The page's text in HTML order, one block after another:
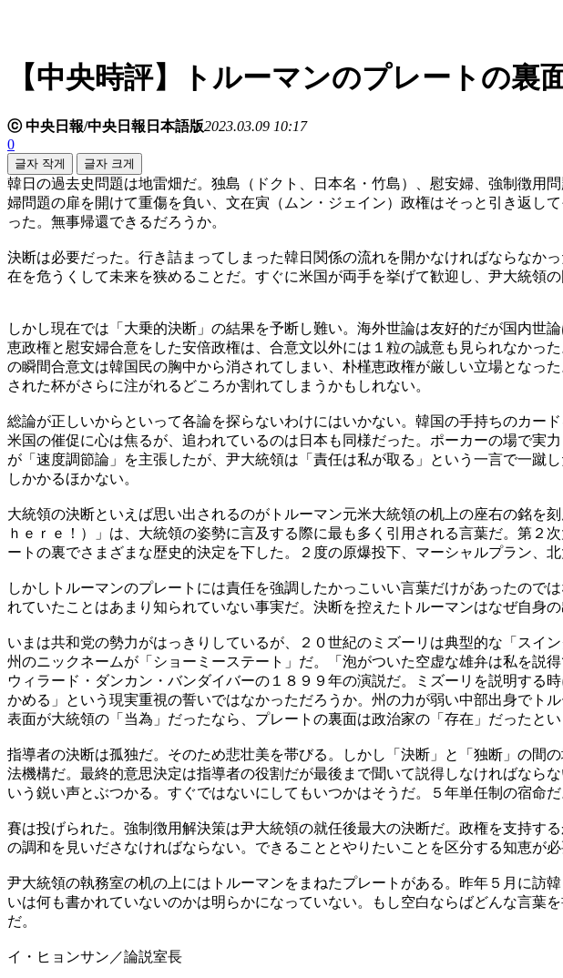
【中央時評】トルーマンのプレートの
ⓒ 中央日報/中央日報日本語版2023.03.09 10:17
0
글자 작게 글자 크게
韓日の過去史問題は地雷畑だ。独島（ドクト、日本名・竹島）、慰安婦、強制徴用
婦問題の扉を開けて重傷を負い、文在寅（ムン・ジェイン）政権はそっと引き返し
った。無事帰還できるだろうか。
決断は必要だった。行き詰まってしまった韓日関係の流れを開かなければならなか
在を危うくして未来を狭めることだ。すぐに米国が両手を挙げて歓迎し、尹大統領
しかし現在では「大乗的決断」の結果を予断し難い。海外世論は友好的だが国内
恵政権と慰安婦合意をした安倍政権は、合意文以外には１粒の誠意も見られなかっ
の瞬間合意文は韓国民の胸中から消されてしまい、朴槿恵政権が厳しい立場となっ
された杯がさらに注がれるどころか割れてしまうかもしれない。
総論が正しいからといって各論を探らないわけにはいかない。韓国の手持ちのカー
米国の催促に心は焦るが、追われているのは日本も同様だった。ポーカーの場で実
が「速度調節論」を主張したが、尹大統領は「責任は私が取る」という一言で一蹴
しかかるほかない。
大統領の決断といえば思い出されるのがトルーマン元米大統領の机上の座右の銘
ｈｅｒｅ！）」は、大統領の姿勢に言及する際に最も多く引用される言葉だ。第
ートの裏でさまざまな歴史的決定を下した。２度の原爆投下、マーシャルプラン、
しかしトルーマンのプレートには責任を強調したかっこいい言葉だけがあったの
れていたことはあまり知られていない事実だ。決断を控えたトルーマンはなぜ自身の
いまは共和党の勢力がはっきりしているが、２０世紀のミズーリは典型的な「スイ
州のニックネームが「ショーミーステート」だ。「泡がついた空虚な雄弁は私を説
ウィラード・ダンカン・バンダイバーの１８９９年の演説だ。ミズーリを説明する
かめる」という現実重視の誓いではなかっただろうか。州の力が弱い中部出身でト
表面が大統領の「当為」だったなら、プレートの裏面は政治家の「存在」だったとい
指導者の決断は孤独だ。そのため悲壮美を帯びる。しかし「決断」と「独断」の間
法機構だ。最終的意思決定は指導者の役割だが最後まで聞いて説得しなければなら
いう鋭い声とぶつかる。すぐではないにしてもいつかはそうだ。５年単任制の宿命だ
賽は投げられた。強制徴用解決策は尹大統領の就任後最大の決断だ。政権を支持す
の調和を見いださなければならない。できることとやりたいことを区分する知恵が
尹大統領の執務室の机の上にはトルーマンをまねたプレートがある。昨年５月に訪
いは何も書かれていないのかは明らかになっていない。もし空白ならばどんな言葉
だ。
イ・ヒョンサン／論説室長